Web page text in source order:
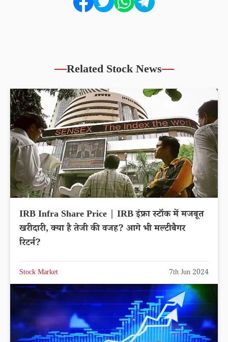
Related Stock News
IRB Infra Share Price | IRB इंफ्रा स्टॉक में मजबूत
खरीदारी, क्या है तेजी की वजह? आगे भी मल्टीबैगर
रिटर्न?
Stock Market 7th Jun 2024